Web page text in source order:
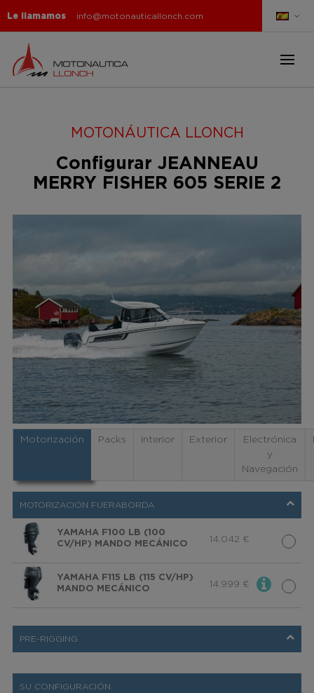
Le llamamos info@motonauticallonch.com
MOTONÁUTICA LLONCH
Configurar JEANNEAU
MERRY FISHER 605 SERIE 2
Motorización Packs Interior Exterior
Electrónica
y
Navegación
MOTORIZACIÓN FUERABORDA
YAMAHA F100 LB (100
CV/HP) MANDO MECÁNICO
14.042 €
YAMAHA F115 LB (115 CV/HP)
MANDO MECÁNICO
14.999 €
PRE-RIGGING
SU CONFIGURACIÓN